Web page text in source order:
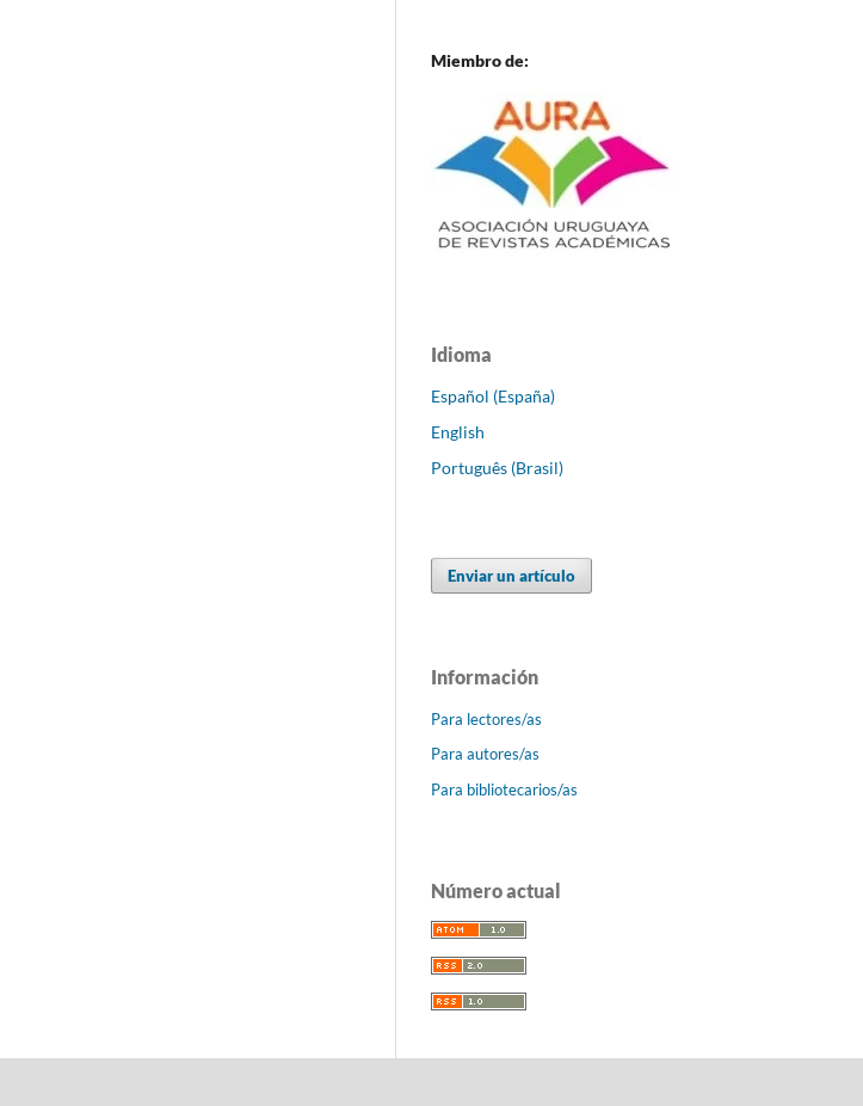
Miembro de:
Idioma
Español (España)
English
Português (Brasil)
Enviar un artículo
Información
Para lectores/as
Para autores/as
Para bibliotecarios/as
Número actual